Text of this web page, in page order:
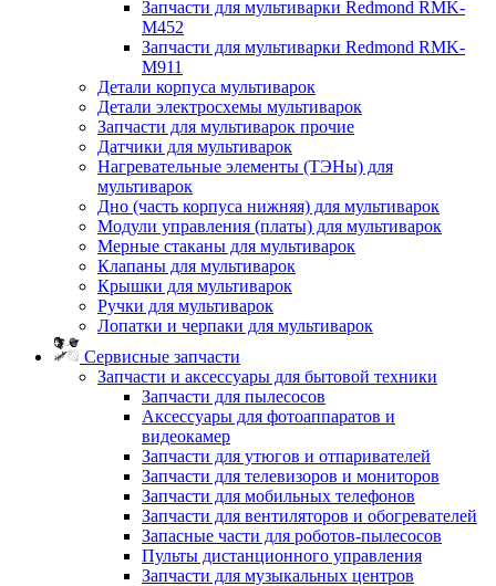
Запчасти для мультиварки Redmond RMK-
M452
Запчасти для мультиварки Redmond RMK-
M911
Детали корпуса мультиварок
Детали электросхемы мультиварок
Запчасти для мультиварок прочие
Датчики для мультиварок
Нагревательные элементы (ТЭНы) для
мультиварок
Дно (часть корпуса нижняя) для мультиварок
Модули управления (платы) для мультиварок
Мерные стаканы для мультиварок
Клапаны для мультиварок
Крышки для мультиварок
Ручки для мультиварок
Лопатки и черпаки для мультиварок
Сервисные запчасти
Запчасти и аксессуары для бытовой техники
Запчасти для пылесосов
Аксессуары для фотоаппаратов и
видеокамер
Запчасти для утюгов и отпаривателей
Запчасти для телевизоров и мониторов
Запчасти для мобильных телефонов
Запчасти для вентиляторов и обогревателей
Запасные части для роботов-пылесосов
Пульты дистанционного управления
Запчасти для музыкальных центров